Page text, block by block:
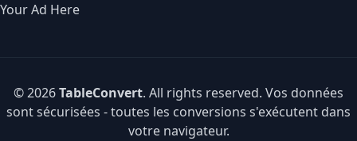
Your Ad Here
© 2026TableConvert. All rights reserved. Vos données
sont sécurisées - toutes les conversions s'exécutent dans
votre navigateur.